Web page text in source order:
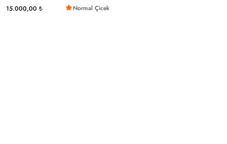
15.000,00 ₺ Normal Çicek